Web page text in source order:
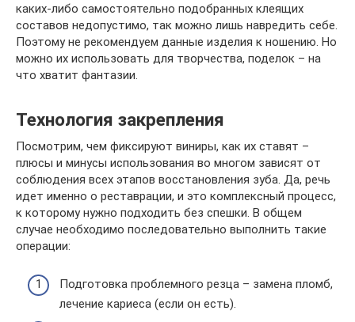
каких-либо самостоятельно подобранных клеящих
составов недопустимо, так можно лишь навредить себе.
Поэтому не рекомендуем данные изделия к ношению. Но
можно их использовать для творчества, поделок – на
что хватит фантазии.
Технология закрепления
Посмотрим, чем фиксируют виниры, как их ставят –
плюсы и минусы использования во многом зависят от
соблюдения всех этапов восстановления зуба. Да, речь
идет именно о реставрации, и это комплексный процесс,
к которому нужно подходить без спешки. В общем
случае необходимо последовательно выполнить такие
операции:
Подготовка проблемного резца – замена пломб,
лечение кариеса (если он есть).